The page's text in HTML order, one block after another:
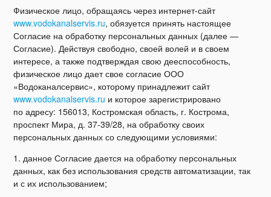
Физическое лицо, обращаясь через интернет-сайт
www.vodokanalservis.ru, обязуется принять настоящее
Согласие на обработку персональных данных (далее —
Согласие). Действуя свободно, своей волей и в своем
интересе, а также подтверждая свою дееспособность,
физическое лицо дает свое согласие ООО
«Водоканалсервис», которому принадлежит сайт
www.vodokanalservis.ru и которое зарегистрировано
по адресу: 156013, Костромская область, г. Кострома,
проспект Мира, д. 37-39/28, на обработку своих
персональных данных со следующими условиями:
1. данное Согласие дается на обработку персональных
данных, как без использования средств автоматизации, так
и с их использованием;